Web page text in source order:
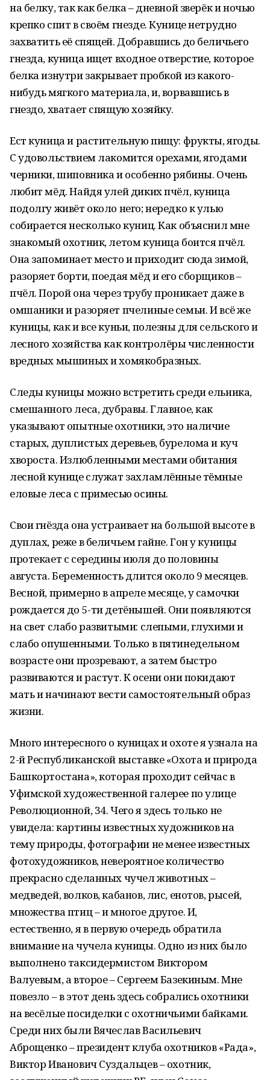
на белку, так как белка – дневной зверёк и ночью
крепко спит в своём гнезде. Кунице нетрудно
захватить её спящей. Добравшись до беличьего
гнезда, куница ищет входное отверстие, которое
белка изнутри закрывает пробкой из какого-
нибудь мягкого материала, и, ворвавшись в
гнездо, хватает спящую хозяйку.
Ест куница и растительную пищу: фрукты, ягоды.
С удовольствием лакомится орехами, ягодами
черники, шиповника и особенно рябины. Очень
любит мёд. Найдя улей диких пчёл, куница
подолгу живёт около него; нередко к улью
собирается несколько куниц. Как объяснил мне
знакомый охотник, летом куница боится пчёл.
Она запоминает место и приходит сюда зимой,
разоряет борти, поедая мёд и его сборщиков –
пчёл. Порой она через трубу проникает даже в
омшаники и разоряет пчелиные семьи. И всё же
куницы, как и все куньи, полезны для сельского и
лесного хозяйства как контролёры численности
вредных мышиных и хомякобразных.
Следы куницы можно встретить среди ельника,
смешанного леса, дубравы. Главное, как
указывают опытные охотники, это наличие
старых, дуплистых деревьев, бурелома и куч
хвороста. Излюбленными местами обитания
лесной кунице служат захламлённые тёмные
еловые леса с примесью осины.
Свои гнёзда она устраивает на большой высоте в
дуплах, реже в беличьем гайне. Гон у куницы
протекает с середины июля до половины
августа. Беременность длится около 9 месяцев.
Весной, примерно в апреле месяце, у самочки
рождается до 5-ти детёнышей. Они появляются
на свет слабо развитыми: слепыми, глухими и
слабо опушенными. Только в пятинедельном
возрасте они прозревают, а затем быстро
развиваются и растут. К осени они покидают
мать и начинают вести самостоятельный образ
жизни.
Много интересного о куницах и охоте я узнала на
2-й Республиканской выставке «Охота и природа
Башкортостана», которая проходит сейчас в
Уфимской художественной галерее по улице
Революционной, 34. Чего я здесь только не
увидела: картины известных художников на
тему природы, фотографии не менее известных
фотохудожников, невероятное количество
прекрасно сделанных чучел животных –
медведей, волков, кабанов, лис, енотов, рысей,
множества птиц – и многое другое. И,
естественно, я в первую очередь обратила
внимание на чучела куницы. Одно из них было
выполнено таксидермистом Виктором
Валуевым, а второе – Сергеем Базекиным. Мне
повезло – в этот день здесь собрались охотники
на весёлые посиделки с охотничьими байками.
Среди них были Вячеслав Васильевич
Аброщенко – президент клуба охотников «Рада»,
Виктор Иванович Суздальцев – охотник,